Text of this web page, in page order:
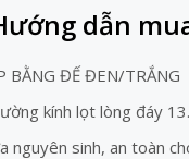
dẫn
BẰNG ĐẾ ĐEN/TRẮNG
kính lọt lòng đáy
nguyên sinh, an toàn